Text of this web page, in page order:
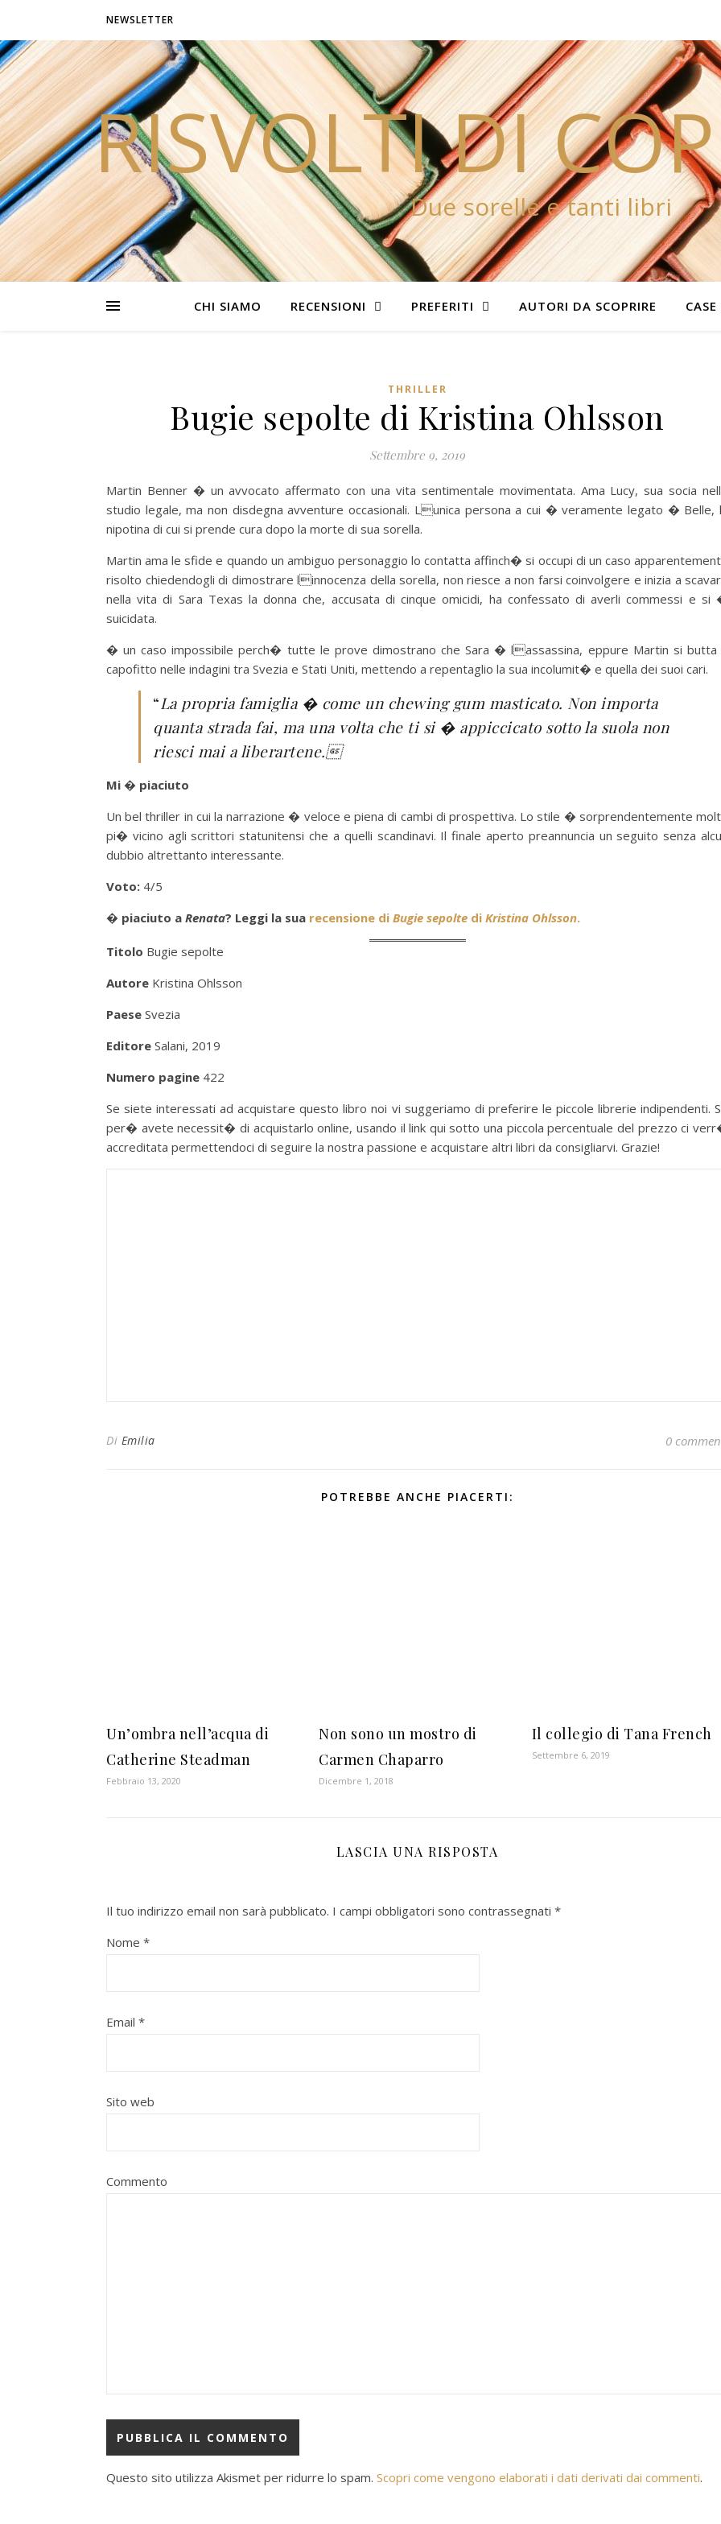
NEWSLETTER
RISVOLTI DI
Due sorelle e tanti libri
CHI SIAMO RECENSIONI PREFERITI AUTORI DA SCOPRIRE
THRILLER
Bugie sepolte di Kristina Ohlsson
Settembre 9, 2019
Martin Benner � un avvocato affermato con una vita sentimentale movimentata. Ama Lucy, sua socia
studio legale, ma non disdegna avventure occasionali. Lunica persona a cui � veramente legato � Belle,
nipotina di cui si prende cura dopo la morte di sua sorella.
Martin ama le sfide e quando un ambiguo personaggio lo contatta affinch� si occupi di un caso
risolto chiedendogli di dimostrare linnocenza della sorella, non riesce a non farsi coinvolgere e inizia a
nella vita di Sara Texas la donna che, accusata di cinque omicidi, ha confessato di averli commessi e si
suicidata.
� un caso impossibile perch� tutte le prove dimostrano che Sara � lassassina, eppure Martin si butta
capofitto nelle indagini tra Svezia e Stati Uniti, mettendo a repentaglio la sua incolumit� e quella dei suoi cari.
“La propria famiglia � come un chewing gum masticato. Non importa
quanta strada fai, ma una volta che ti si � appiccicato sotto la suola non
riesci mai a liberartene.
Mi � piaciuto
Un bel thriller in cui la narrazione � veloce e piena di cambi di prospettiva. Lo stile � sorprendentemente
pi� vicino agli scrittori statunitensi che a quelli scandinavi. Il finale aperto preannuncia un seguito senza
dubbio altrettanto interessante.
Voto: 4/5
� piaciuto a Renata? Leggi la sua recensione di Bugie sepolte di Kristina Ohlsson.
Titolo Bugie sepolte
Autore Kristina Ohlsson
Paese Svezia
Editore Salani, 2019
Numero pagine 422
Se siete interessati ad acquistare questo libro noi vi suggeriamo di preferire le piccole librerie indipendenti.
per� avete necessit� di acquistarlo online, usando il link qui sotto una piccola percentuale del prezzo ci
accreditata permettendoci di seguire la nostra passione e acquistare altri libri da consigliarvi. Grazie!
Di Emilia 0
POTREBBE ANCHE PIACERTI:
Un’ombra nell’acqua di
Catherine Steadman
Febbraio 13, 2020
Non sono un mostro di
Carmen Chaparro
Dicembre 1, 2018
Il collegio di Tana French
Settembre 6, 2019
LASCIA UNA RISPOSTA
Il tuo indirizzo email non sarà pubblicato. I campi obbligatori sono contrassegnati *
Nome *
Email *
Sito web
Commento
Questo sito utilizza Akismet per ridurre lo spam. Scopri come vengono elaborati i dati derivati dai commenti.